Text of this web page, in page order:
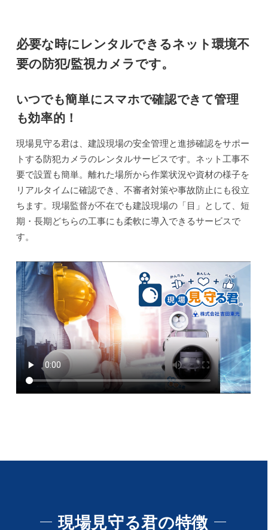
必要な時にレンタルできるネット環境不
要の防犯/監視カメラです。
いつでも簡単にスマホで確認できて管理
も効率的！
現場見守る君は、建設現場の安全管理と進捗確認をサポー
トする防犯カメラのレンタルサービスです。ネット工事不
要で設置も簡単。離れた場所から作業状況や資材の様子を
リアルタイムに確認でき、不審者対策や事故防止にも役立
ちます。現場監督が不在でも建設現場の「目」として、短
期・長期どちらの工事にも柔軟に導入できるサービスで
す。
現場見守る君の特徴